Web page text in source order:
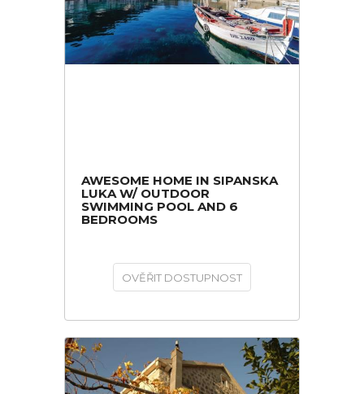
AWESOME HOME IN SIPANSKA
LUKA W/ OUTDOOR
SWIMMING POOL AND 6
BEDROOMS
OVĚŘIT DOSTUPNOST